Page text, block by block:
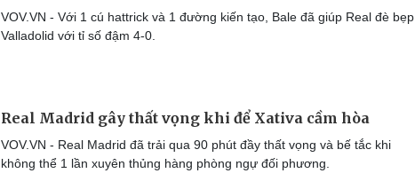
VOV.VN - Với 1 cú hattrick và 1 đường kiến tạo, Bale đã giúp Real đè bẹp
Valladolid với tỉ số đậm 4-0.
Real Madrid gây thất vọng khi để Xativa cầm hòa
VOV.VN - Real Madrid đã trải qua 90 phút đầy thất vọng và bế tắc khi
không thể 1 lần xuyên thủng hàng phòng ngự đối phương.